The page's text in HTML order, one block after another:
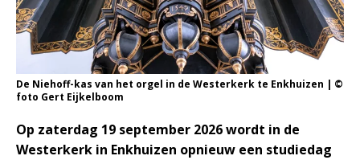
De Niehoff-kas van het orgel in de Westerkerk te Enkhuizen | ©
foto Gert Eijkelboom
Op zaterdag 19 september 2026 wordt in de
Westerkerk in Enkhuizen opnieuw een studiedag